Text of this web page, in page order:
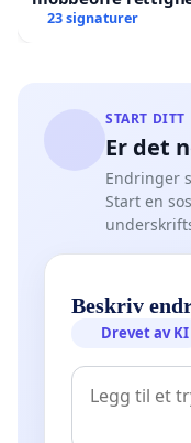
23 signaturer
START DITT
Er det
Endringer
Start en
Beskriv
Drevet av KI